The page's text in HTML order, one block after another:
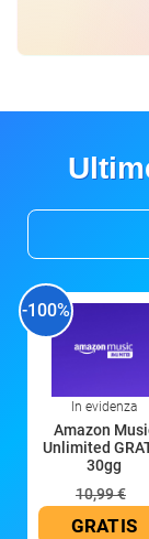
-100%
In evidenza
Amazon
Unlimited
30gg
10,99 €
GRATIS